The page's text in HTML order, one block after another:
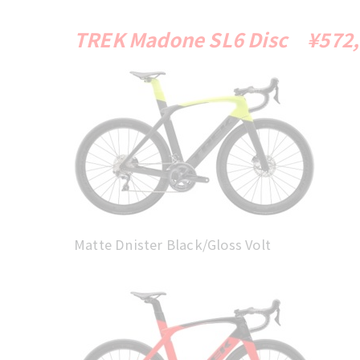
TREK Madone SL6 Disc ¥
Matte Dnister Black/Gloss Volt